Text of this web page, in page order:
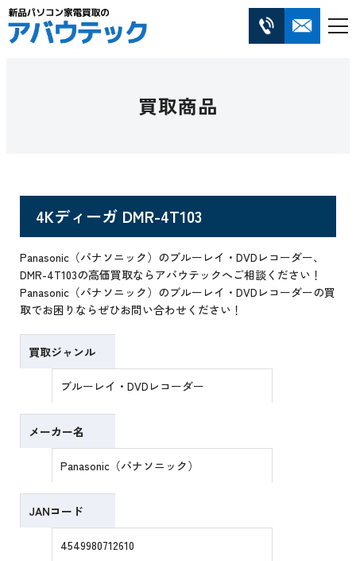
買取商品
4Kディーガ DMR-4T103
Panasonic（パナソニック）のブルーレイ・DVDレコーダー、
DMR-4T103の高価買取ならアバウテックへご相談ください！
Panasonic（パナソニック）のブルーレイ・DVDレコーダーの買
取でお困りならぜひお問い合わせください！
買取ジャンル
ブルーレイ・DVDレコーダー
メーカー名
Panasonic（パナソニック）
JANコード
4549980712610